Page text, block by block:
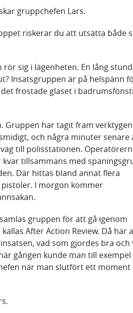
gruppchefen Lars.
riskerar du att utsätta både
sig i lägenheten. En lång
Insatsgruppen är på helspänn
frostade glaset i
Gruppen har tagit fram
och några minuter senare
till polisstationen.
tillsammans med
Där hittas bland annat flera
I morgon kommer
gruppen för att gå igenom
After Action Review. Då har
vad som gjordes bra och
gången kunde man till
när man slutfört ett moment